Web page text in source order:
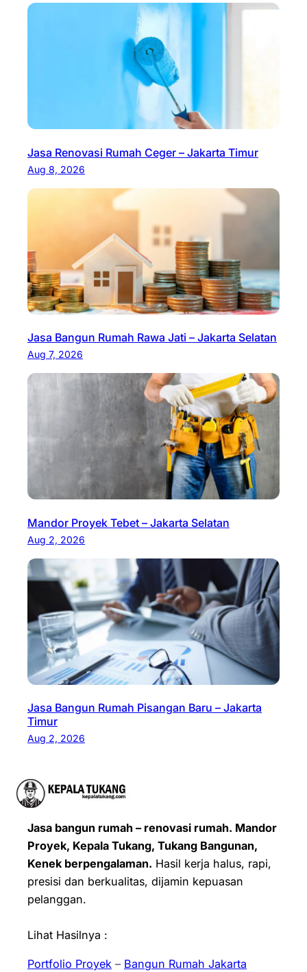
Jasa Renovasi Rumah Ceger – Jakarta Timur
Aug 8, 2026
Jasa Bangun Rumah Rawa Jati – Jakarta Selatan
Aug 7, 2026
Mandor Proyek Tebet – Jakarta Selatan
Aug 2, 2026
Jasa Bangun Rumah Pisangan Baru – Jakarta
Timur
Aug 2, 2026
Jasa bangun rumah – renovasi rumah. Mandor
Proyek, Kepala Tukang, Tukang Bangunan,
Kenek berpengalaman. Hasil kerja halus, rapi,
presisi dan berkualitas, dijamin kepuasan
pelanggan.
Lihat Hasilnya :
Portfolio Proyek – Bangun Rumah Jakarta